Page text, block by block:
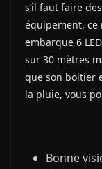
s’il faut faire
équipement, ce
embarque 6
sur 30 mètres
que son boitier
la pluie, vous
Bonne